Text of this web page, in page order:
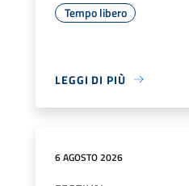
Tempo libero
LEGGI DI PIÙ
6 AGOSTO 2026